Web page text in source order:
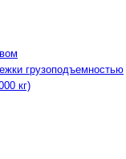
грузоподъемностью
кг)